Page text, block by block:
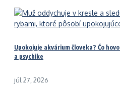
Upokojuje akvárium človeka? Čo
a psychike
júl 27, 2026